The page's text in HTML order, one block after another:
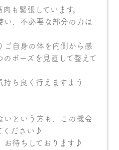
も緊張しています。
い、不必要な部分の力は
ご自身の体を内側から感
ポーズを見直して整えて
ち良く行えますよう
いという方も、この機会
ください♪
お待ちしております♪